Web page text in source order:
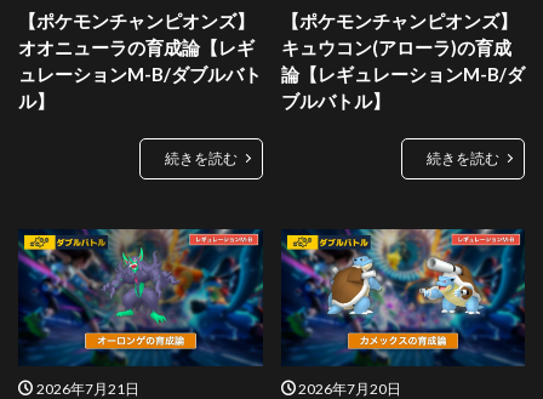
【ポケモンチャンピオンズ】
オオニューラの育成論【レギ
ュレーションM-B/ダブルバト
ル】
続きを読む
【ポケモンチャンピオンズ】
キュウコン(アローラ)の育成
論【レギュレーションM-B/ダ
ブルバトル】
続きを読む
2026年7月21日
2026年7月20日